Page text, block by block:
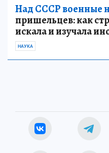
Над СССР военные
пришельцев: как
искала и изучала
НАУКА